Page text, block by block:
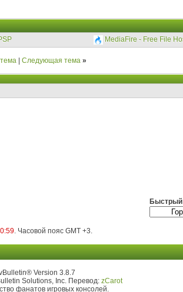
MediaFire - Free File
Следующая тема »
Быстрый
. Часовой пояс GMT +3.
Version 3.8.7
Solutions, Inc. Перевод: zCarot
фанатов игровых консолей.